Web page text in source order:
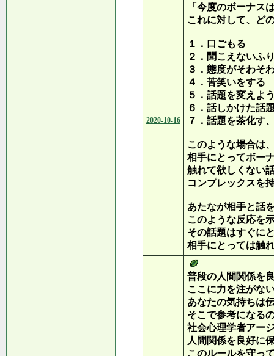
2020-10-16
「今度のボーナス
これに対して、ど
１．口ごもる
２．聞こえないふ
３．態度がそわそ
４．苦笑いをする
５．話題を変えよ
６．話しかけた話
７．話題を茶化す
このような場合は
相手にとってボー
触れて欲しくない
コンプレックスを
あたなが相手と話
このような反応を
その話題はすぐに
相手にとっては触
普段の人間関係を
ここに力を注がな
あなたの気持ちは
そこで参考になる
社会心理学者アー
人間関係を良好に
このルールを守っ